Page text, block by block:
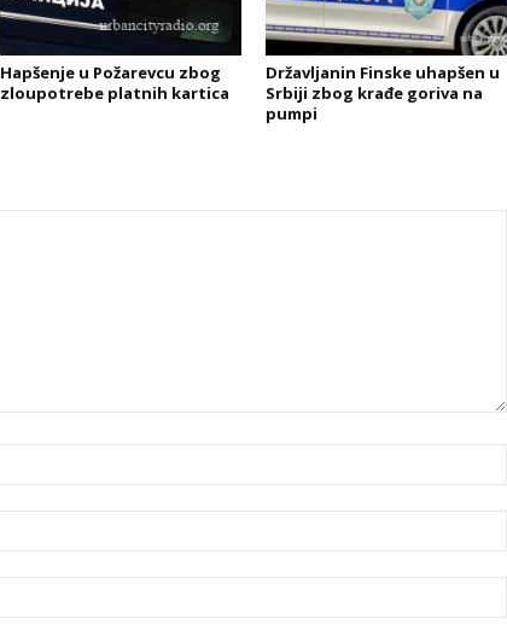
Hapšenje u Požarevcu zbog
zloupotrebe platnih kartica
Državljanin Finske uhapšen u
Srbiji zbog krađe goriva na
pumpi